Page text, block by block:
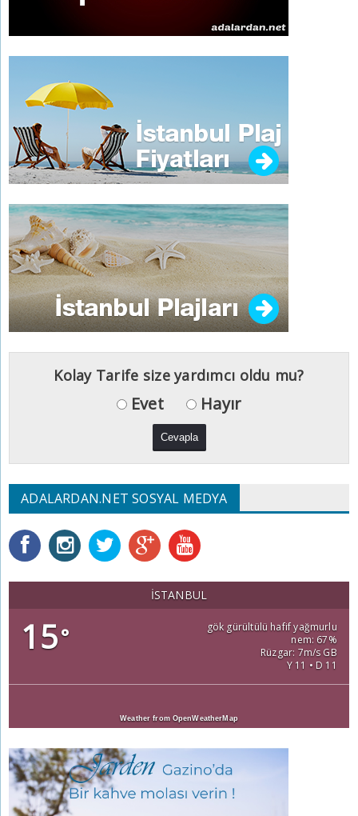
Kolay Tarife size yardımcı oldu mu?
Evet Hayır
ADALARDAN.NET SOSYAL MEDYA
İSTANBUL
15°
gök gürültülü hafif yağmurlu
nem: 67%
Rüzgar: 7m/s GB
Y 11 • D 11
Weather from OpenWeatherMap